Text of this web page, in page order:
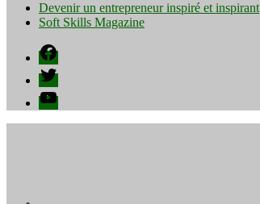
Devenir un entrepreneur inspiré et inspirant
Soft Skills Magazine
Facebook
Twitter
YouTube